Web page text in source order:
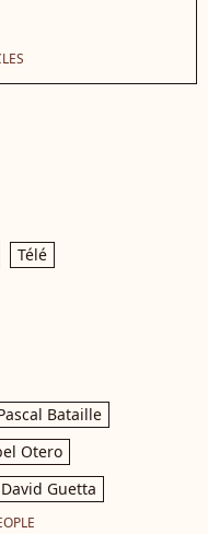
Télé
Bataille
Otero
David Guetta